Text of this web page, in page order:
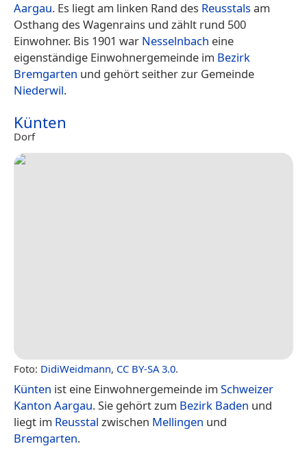
Aargau. Es liegt am linken Rand des Reusstalsam
Osthang des Wagenrains und zählt rund 500
Einwohner. Bis 1901 war Nesselnbach eine
eigenständige Einwohnergemeinde im Bezirk
Bremgarten und gehört seither zur Gemeinde
Niederwil.
Künten
Dorf
Foto: DidiWeidmann, CC BY-SA 3.0.
Künten ist eine Einwohnergemeinde im Schweizer
Kanton Aargau. Sie gehört zum Bezirk Baden und
liegt im Reusstal zwischen Mellingen und
Bremgarten.